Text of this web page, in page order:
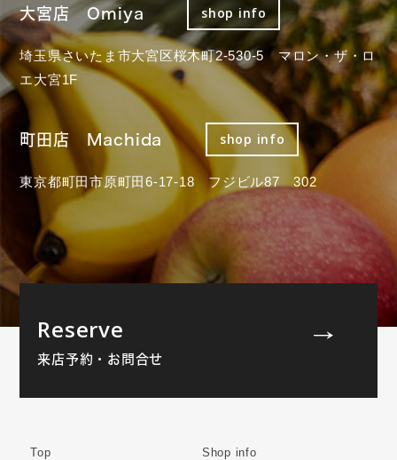
大宮店 Omiya shop info
埼玉県さいたま市大宮区桜木町2-530-5 マロン・ザ・ロ
エ大宮1F
町田店 Machida shop info
東京都町田市原町田6-17-18 フジビル87 302
Reserve
来店予約・お問合せ
Top Shop info